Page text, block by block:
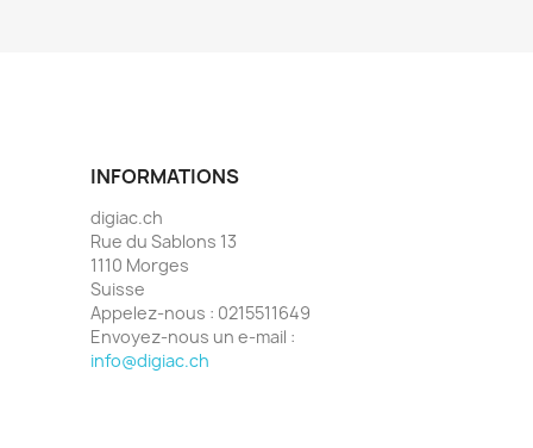
INFORMATIONS
digiac.ch
Rue du Sablons 13
1110 Morges
Suisse
Appelez-nous : 0215511649
Envoyez-nous un e-mail :
info@digiac.ch